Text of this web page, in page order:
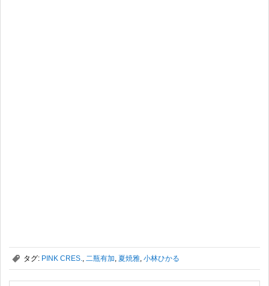
, タグ: PINK CRES., 二瓶有加, 夏焼雅, 小林ひかる